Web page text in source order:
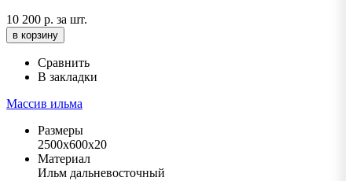
10 200 р. за шт.
в корзину
Сравнить
В закладки
Массив ильма
Размеры
2500х600х20
Материал
Ильм дальневосточный